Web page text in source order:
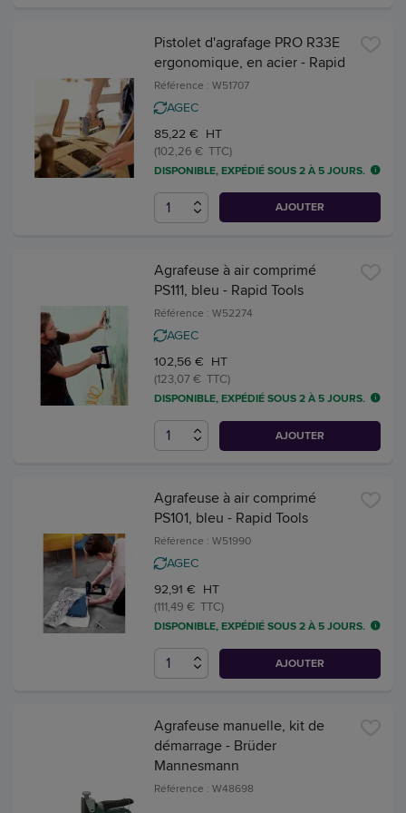
Pistolet d'agrafage PRO R33E
ergonomique, en acier - Rapid
Référence : W51707
AGEC
85,22 € HT
(102,26 € TTC)
DISPONIBLE, EXPÉDIÉ SOUS 2 À 5 JOURS.
AJOUTER
Agrafeuse à air comprimé
PS111, bleu - Rapid Tools
Référence : W52274
AGEC
102,56 € HT
(123,07 € TTC)
DISPONIBLE, EXPÉDIÉ SOUS 2 À 5 JOURS.
AJOUTER
Agrafeuse à air comprimé
PS101, bleu - Rapid Tools
Référence : W51990
AGEC
92,91 € HT
(111,49 € TTC)
DISPONIBLE, EXPÉDIÉ SOUS 2 À 5 JOURS.
AJOUTER
Agrafeuse manuelle, kit de
démarrage - Brüder
Mannesmann
Référence : W48698